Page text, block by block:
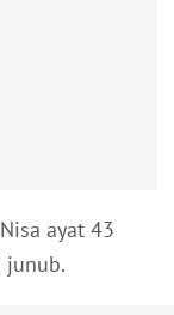
ayat 43
junub.